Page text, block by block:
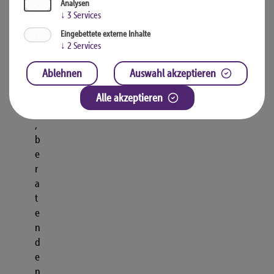
n
,
b
e
r
a
t
e
n
d
e
n
Analysen
↓ 3 Services
Eingebettete externe Inhalte
↓ 2Services
Ablehnen
Auswahl akzeptieren
Alle akzeptieren